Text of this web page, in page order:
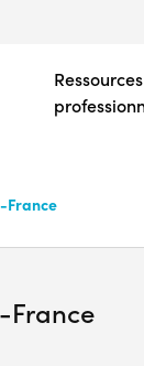
Ressources
France
France